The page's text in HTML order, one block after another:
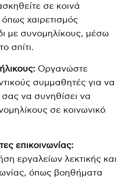
σε κοινά
χαιρετισμός
με συνομηλίκους, μέσω
σπίτι.
Οργανώστε
συμμαθητές για να
να συνηθίσει να
σε κοινωνικό
επικοινωνίας:
εργαλείων λεκτικής και
όπως βοηθήματα